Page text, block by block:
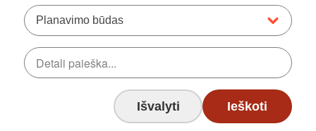
Planavimo būdas
Išvalyti Ieškoti